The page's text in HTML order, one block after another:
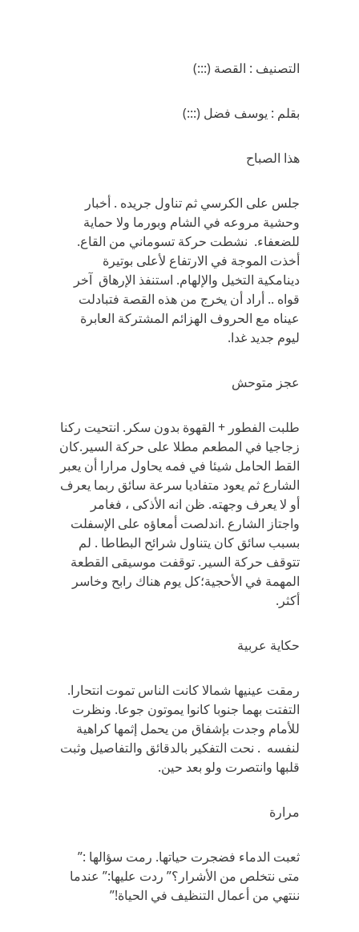
التصنيف : القصة (:::)
بقلم : يوسف فضل (:::)
هذا الصباح
جلس على الكرسي ثم تناول جريده . أخبار
وحشية مروعه في الشام وبورما ولا حماية
للضعفاء. نشطت حركة تسوماني من القاع.
أخذت الموجة في الارتفاع لأعلى بوتيرة
دينامكية التخيل والإلهام. استنفذ الإرهاق آخر
قواه .. أراد أن يخرج من هذه القصة فتبادلت
عيناه مع الحروف الهزائم المشتركة العابرة
ليوم جديد غدا.
عجز متوحش
طلبت الفطور + القهوة بدون سكر. انتحيت ركنا
زجاجيا في المطعم مطلا على حركة السير.كان
القط الحامل شيئا في فمه يحاول مرارا أن يعبر
الشارع ثم يعود متفاديا سرعة سائق ربما يعرف
أو لا يعرف وجهته. ظن انه الأذكى ، فغامر
واجتاز الشارع .اندلصت أمعاؤه على الإسفلت
بسبب سائق كان يتناول شرائح البطاطا . لم
تتوقف حركة السير. توقفت موسيقى القطعة
المهمة في الأحجية؛كل يوم هناك رابح وخاسر
أكثر.
حكاية عربية
رمقت عينيها شمالا كانت الناس تموت انتحارا.
التفتت بهما جنوبا كانوا يموتون جوعا. ونظرت
للأمام وجدت بإشفاق من يحمل إثمها كراهية
لنفسه . نحت التفكير بالدقائق والتفاصيل وثبت
قلبها وانتصرت ولو بعد حين.
مرارة
ثعبت الدماء فضجرت حياتها. رمت سؤالها :”
متى نتخلص من الأشرار؟” ردت عليها:” عندما
ننتهي من أعمال التنظيف في الحياة!”